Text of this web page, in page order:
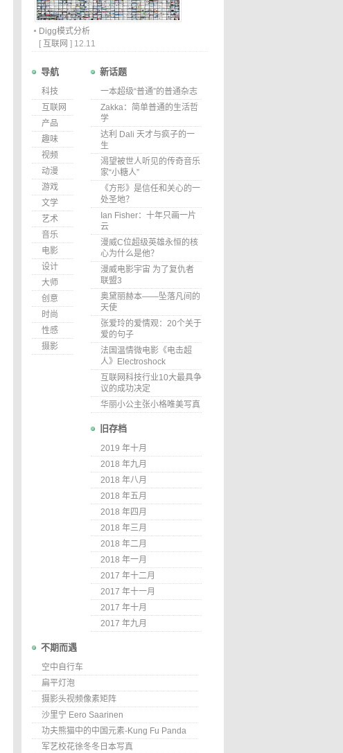
Digg模式分析
[ 互联网 ] 12.11
导航
科技
互联网
产品
趣味
视频
动漫
游戏
文学
艺术
音乐
电影
设计
大师
创意
时尚
性感
摄影
新话题
一本超级“普通”的普通杂志
Zakka：简单普通的生活哲
学
达利 Dali 天才与疯子的一
生
渴望被世人听见的传奇音乐
家“小糖人”
《方形》是信任和关心的一
处圣地？
Ian Fisher：十年只画一片
云
漫威C位超级英雄永恒的核
心为什么是他？
漫威电影宇宙 为了复仇者
联盟3
奥黛丽赫本——坠落凡间的
天使
张爱玲的爱情观：20个关于
爱的句子
法国温情微电影《电击超
人》Electroshock
互联网科技行业10大最具争
议的成功决定
华丽小公主张小格唯美写真
旧存档
2019 年十月
2018 年九月
2018 年八月
2018 年五月
2018 年四月
2018 年三月
2018 年二月
2018 年一月
2017 年十二月
2017 年十一月
2017 年十月
2017 年九月
不期而遇
空中自行车
扁平灯泡
摄影头视频像素矩阵
沙里宁 Eero Saarinen
功夫熊猫中的中国元素-Kung Fu Panda
军艺校花徐冬冬日本写真